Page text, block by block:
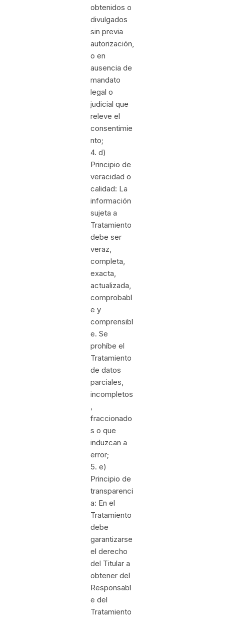
obtenidos o
divulgados
sin previa
autorización,
o en
ausencia de
mandato
legal o
judicial que
releve el
consentimie
nto;
4. d)
Principio de
veracidad o
calidad: La
información
sujeta a
Tratamiento
debe ser
veraz,
completa,
exacta,
actualizada,
comprobabl
e y
comprensibl
e. Se
prohíbe el
Tratamiento
de datos
parciales,
incompletos
,
fraccionado
s o que
induzcan a
error;
5. e)
Principio de
transparenci
a: En el
Tratamiento
debe
garantizarse
el derecho
del Titular a
obtener del
Responsabl
e del
Tratamiento